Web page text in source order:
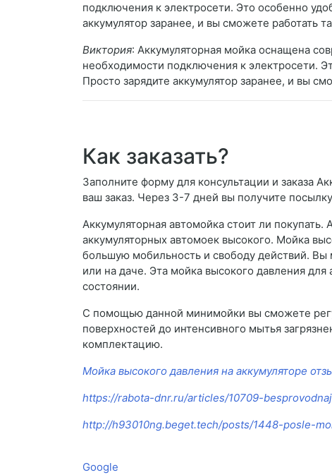
подключения к электросети. Это особенно
аккумулятор заранее, и вы сможете работать
Виктория: Аккумуляторная мойка оснащена
необходимости подключения к электросети.
Просто зарядите аккумулятор заранее, и вы
Как заказать?
Заполните форму для консультации и заказа
ваш заказ. Через 3-7 дней вы получите
Аккумуляторная автомойка стоит ли
аккумуляторных автомоек высокого. Мойка
большую мобильность и свободу действий. Вы
или на даче. Эта мойка высокого давления
состоянии.
С помощью данной минимойки вы сможете
поверхностей до интенсивного мытья
комплектацию.
Мойка высокого давления на аккумуляторе
https://rabota-dnr.ru/articles/10709-
http://h93010ng.beget.tech/posts/1448-posle-
Google